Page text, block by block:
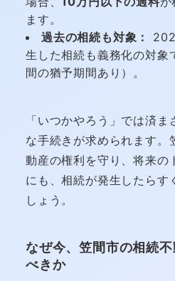
ます。
過去の相続も対象：
生した相続も義務化の対象
間の猶予期間あり）。
「いつかやろう」では済
な手続きが求められます。
動産の権利を守り、将来の
にも、相続が発生したらす
しょう。
なぜ今、笠間市の相続
べきか